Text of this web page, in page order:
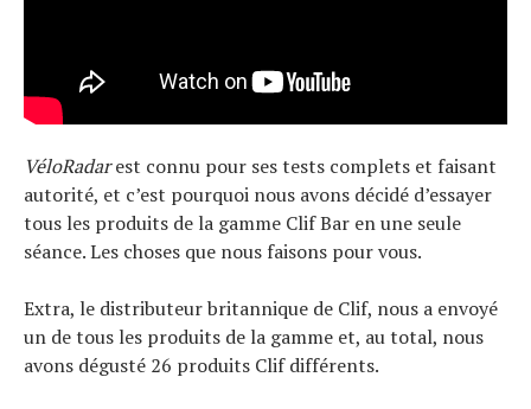
VéloRadarest connu pour ses tests complets et faisant
autorité, et c’est pourquoi nous avons décidé d’essayer
tous les produits de la gamme Clif Bar en une seule
séance. Les choses que nous faisons pour vous.
Extra, le distributeur britannique de Clif, nous a envoyé
un de tous les produits de la gamme et, au total, nous
avons dégusté 26 produits Clif différents.